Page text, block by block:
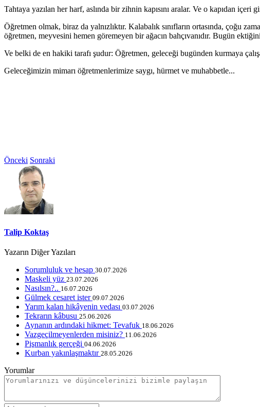
Tahtaya yazılan her harf, aslında bir zihnin kapısını aralar. Ve o kapıdan
Öğretmen olmak, biraz da yalnızlıktır. Kalabalık sınıfların ortasında, çoğu
öğretmen, meyvesini hemen göremeyen bir ağacın bahçıvanıdır. Bugün
Ve belki de en hakiki tarafı şudur: Öğretmen, geleceği bugünden kurmaya
Geleceğimizin mimarı öğretmenlerimize saygı, hürmet ve muhabbetle...
Önceki Sonraki
Talip Koktaş
Yazarın Diğer Yazıları
Sorumluluk ve hesap 30.07.2026
Maskeli yüz 23.07.2026
Nasılsın?.. 16.07.2026
Gülmek cesaret ister 09.07.2026
Yarım kalan hikâyenin vedası 03.07.2026
Tekrarın kâbusu 25.06.2026
Aynanın ardındaki hikmet: Tevafuk 18.06.2026
Vazgeçilmeyenlerden misiniz? 11.06.2026
Pişmanlık gerçeği 04.06.2026
Kurban yakınlaşmaktır 28.05.2026
Yorumlar